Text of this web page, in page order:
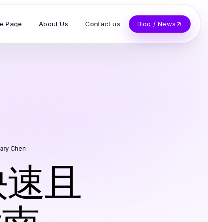
Page About Us Contact us Blog / News
Chen
且